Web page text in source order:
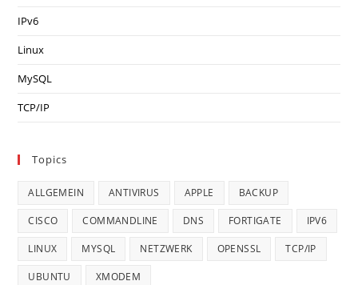
IPv6
Linux
MySQL
TCP/IP
Topics
ALLGEMEIN ANTIVIRUS APPLE BACKUP
CISCO COMMANDLINE DNS FORTIGATE IPV6
LINUX MYSQL NETZWERK OPENSSL TCP/IP
UBUNTU XMODEM